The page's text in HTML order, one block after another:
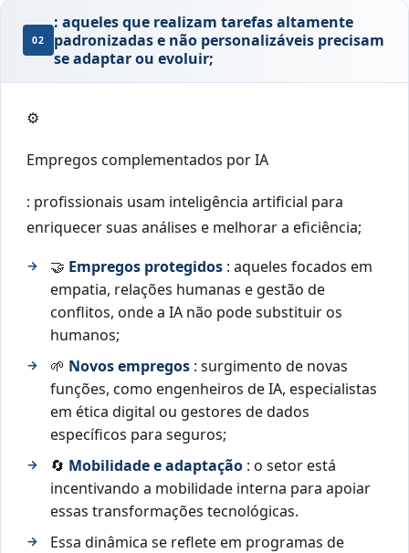
02
: aqueles que realizam tarefas altamente
padronizadas e não personalizáveis ​​precisam
se adaptar ou evoluir;
⚙️
Empregos complementados por IA
: profissionais usam inteligência artificial para
enriquecer suas análises e melhorar a eficiência;
🤝 Empregos protegidos: aqueles focados em
empatia, relações humanas e gestão de
conflitos, onde a IA não pode substituir os
humanos;
🌱 Novos empregos: surgimento de novas
funções, como engenheiros de IA, especialistas
em ética digital ou gestores de dados
específicos para seguros;
🔄 Mobilidade e adaptação: o setor está
incentivando a mobilidade interna para apoiar
essas transformações tecnológicas.
Essa dinâmica se reflete em programas de